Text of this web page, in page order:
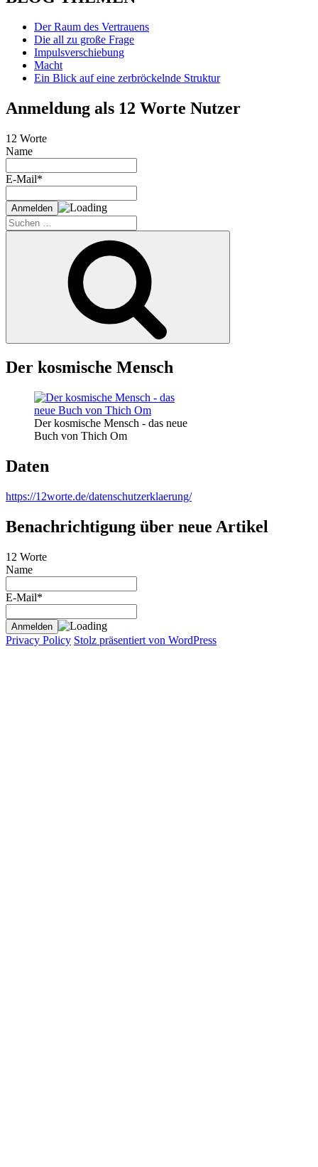
Der Raum des Vertrauens
Die all zu große Frage
Impulsverschiebung
Macht
Ein Blick auf eine zerbröckelnde Struktur
Anmeldung als 12 Worte Nutzer
12 Worte
Name
E-Mail*
Suche
nach:
Der kosmische Mensch
Der kosmische Mensch - das neue
Buch von Thich Om
Daten
https://12worte.de/datenschutzerklaerung/
Benachrichtigung über neue Artikel
12 Worte
Name
E-Mail*
Privacy Policy Stolz präsentiert von WordPress